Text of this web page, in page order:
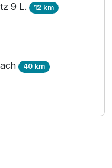
9 L. 12 km
40 km